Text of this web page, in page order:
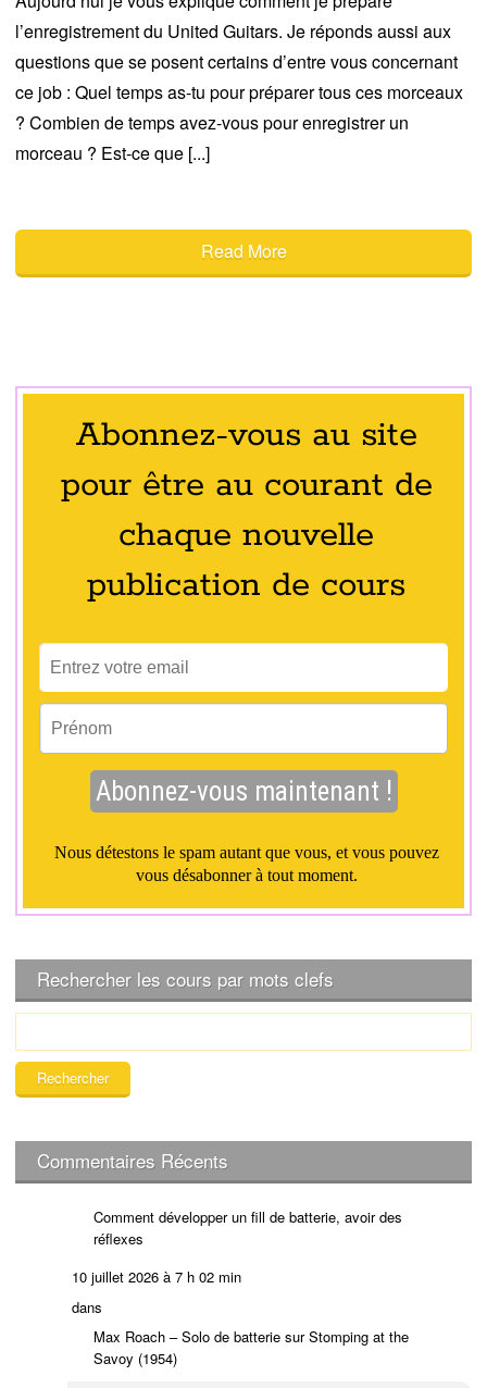
l’enregistrement du United Guitars. Je réponds aussi aux
questions que se posent certains d’entre vous concernant
ce job : Quel temps as-tu pour préparer tous ces morceaux
? Combien de temps avez-vous pour enregistrer un
morceau ? Est-ce que [...]
Read More
Rechercher les cours par mots clefs
c
Commentaires Récents
Comment développer un fill de batterie, avoir des
réflexes
10 juillet 2026 à 7 h 02 min
dans
Max Roach – Solo de batterie sur Stomping at the
Savoy (1954)